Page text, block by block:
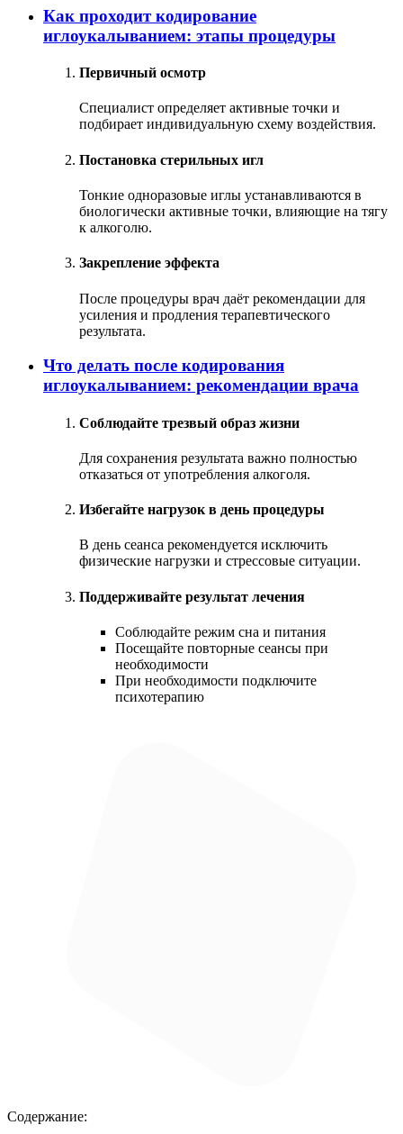
Как проходит кодирование
иглоукалыванием: этапы процедуры
Первичный осмотр
Специалист определяет активные точки и
подбирает индивидуальную схему воздействия.
Постановка стерильных игл
Тонкие одноразовые иглы устанавливаются в
биологически активные точки, влияющие на тягу
к алкоголю.
Закрепление эффекта
После процедуры врач даёт рекомендации для
усиления и продления терапевтического
результата.
Что делать после кодирования
иглоукалыванием: рекомендации врача
Соблюдайте трезвый образ жизни
Для сохранения результата важно полностью
отказаться от употребления алкоголя.
Избегайте нагрузок в день процедуры
В день сеанса рекомендуется исключить
физические нагрузки и стрессовые ситуации.
Поддерживайте результат лечения
Соблюдайте режим сна и питания
Посещайте повторные сеансы при
необходимости
При необходимости подключите
психотерапию
Содержание: